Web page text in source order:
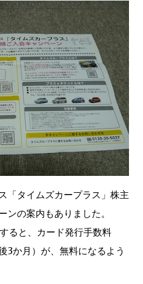
「タイムズカープラス」株主
ンの案内もありました。
ると、カード発行手数料
3か月）が、無料になるよう